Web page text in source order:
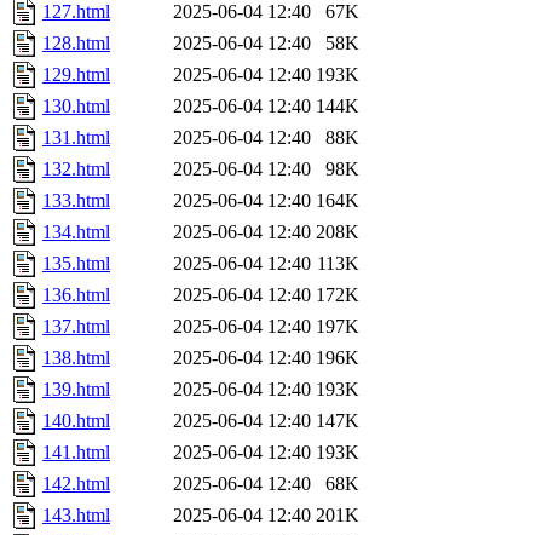
127.html
2025-06-04 12:40
67K
128.html
2025-06-04 12:40
58K
129.html
2025-06-04 12:40 193K
130.html
2025-06-04 12:40 144K
131.html
2025-06-04 12:40
88K
132.html
2025-06-04 12:40
98K
133.html
2025-06-04 12:40 164K
134.html
2025-06-04 12:40 208K
135.html
2025-06-04 12:40 113K
136.html
2025-06-04 12:40 172K
137.html
2025-06-04 12:40 197K
138.html
2025-06-04 12:40 196K
139.html
2025-06-04 12:40 193K
140.html
2025-06-04 12:40 147K
141.html
2025-06-04 12:40 193K
142.html
2025-06-04 12:40
68K
143.html
2025-06-04 12:40 201K